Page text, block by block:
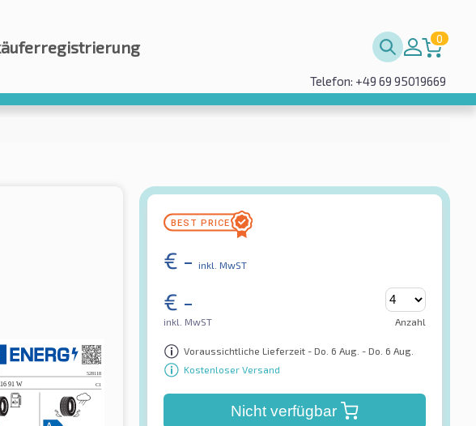
0
Telefon: +49 69 95019669
€ - inkl. MwST
€ -
inkl. MwST Anzahl
Voraussichtliche Lieferzeit - Do. 6 Aug. - Do. 6 Aug.
Kostenloser Versand
Nicht verfügbar